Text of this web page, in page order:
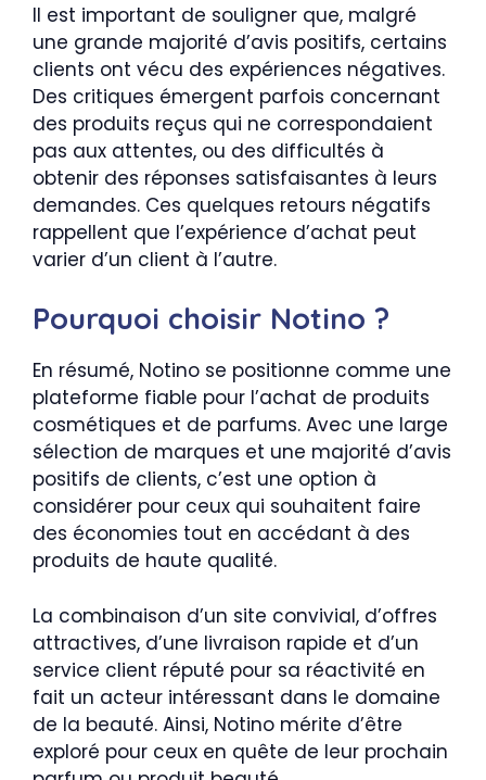
Il est important de souligner que, malgré
une grande majorité d’avis positifs, certains
clients ont vécu des expériences négatives.
Des critiques émergent parfois concernant
des produits reçus qui ne correspondaient
pas aux attentes, ou des difficultés à
obtenir des réponses satisfaisantes à leurs
demandes. Ces quelques retours négatifs
rappellent que l’expérience d’achat peut
varier d’un client à l’autre.
Pourquoi choisir Notino ?
En résumé, Notino se positionne comme une
plateforme fiable pour l’achat de produits
cosmétiques et de parfums. Avec une large
sélection de marques et une majorité d’avis
positifs de clients, c’est une option à
considérer pour ceux qui souhaitent faire
des économies tout en accédant à des
produits de haute qualité.
La combinaison d’un site convivial, d’offres
attractives, d’une livraison rapide et d’un
service client réputé pour sa réactivité en
fait un acteur intéressant dans le domaine
de la beauté. Ainsi, Notino mérite d’être
exploré pour ceux en quête de leur prochain